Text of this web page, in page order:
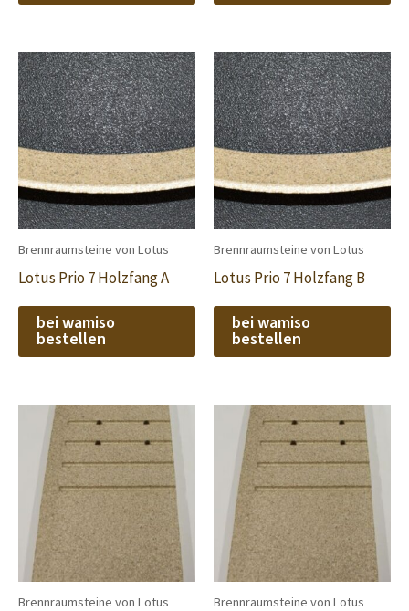
Brennraumsteine von Lotus
Lotus Prio 7 Holzfang A
bei wamiso
bestellen
Brennraumsteine von Lotus
Lotus Prio 7 Holzfang B
bei wamiso
bestellen
Brennraumsteine von Lotus Brennraumsteine von Lotus